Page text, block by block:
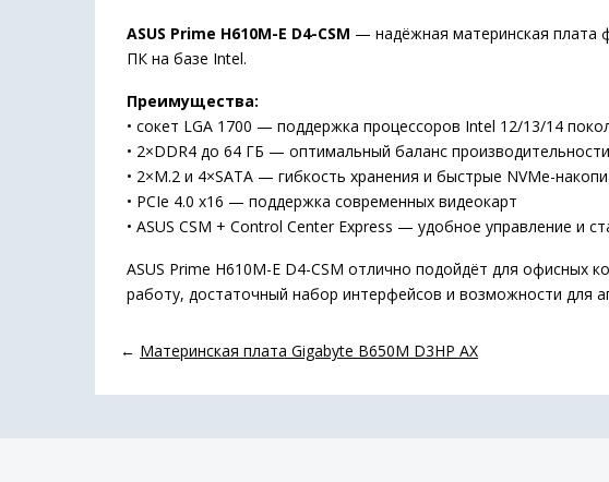
ASUS Prime H610M-E D4-CSM — надёжная материнская плата
ПК на базе Intel.
Преимущества:
• сокет LGA 1700 — поддержка процессоров Intel 12/13/14
• 2×DDR4 до 64 ГБ — оптимальный баланс
• 2×M.2 и 4×SATA — гибкость хранения и быстрые NVMe-
• PCIe 4.0 x16 — поддержка современных видеокарт
• ASUS CSM + Control Center Express — удобное управление и
ASUS Prime H610M-E D4-CSM отлично подойдёт для офисных
работу, достаточный набор интерфейсов и возможности для
← Материнская плата Gigabyte B650M D3HP AX